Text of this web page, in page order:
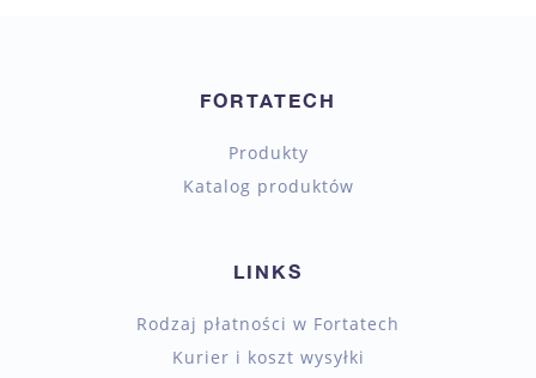
FORTATECH
Produkty
Katalog produktów
LINKS
Rodzaj płatności w Fortatech
Kurier i koszt wysyłki